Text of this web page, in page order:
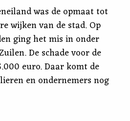
was de opmaat tot
wijken van de stad. Op
ging het mis in onder
De schade voor de
euro. Daar komt de
en ondernemers nog